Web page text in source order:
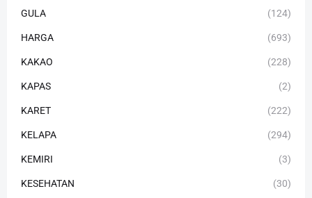
GULA (124)
HARGA (693)
KAKAO (228)
KAPAS (2)
KARET (222)
KELAPA (294)
KEMIRI (3)
KESEHATAN (30)